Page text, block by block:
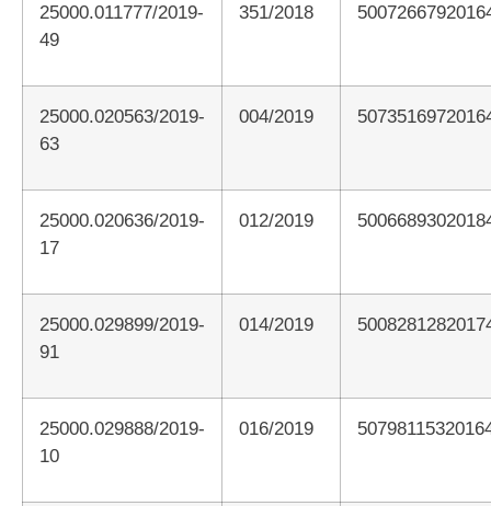
25000.011777/2019-
49
351/2018
25000.020563/2019-
63
004/2019
25000.020636/2019-
17
012/2019
25000.029899/2019-
91
014/2019
25000.029888/2019-
10
016/2019